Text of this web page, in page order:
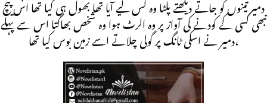
دمیر تینوں کو جاتے دیکھتے پلٹا وہ کس لیے آیا تھا بھول ہی گیا تھا اس پیچ
تبھی کسی کے کودنے کی آواز پر وہ الرٹ ہوا وہ شخص بھاگتا اس سے پہلے
دمیر نے اسکی ٹانگ پر گولی چلاتے اسے زمین بوس کیا تھا،